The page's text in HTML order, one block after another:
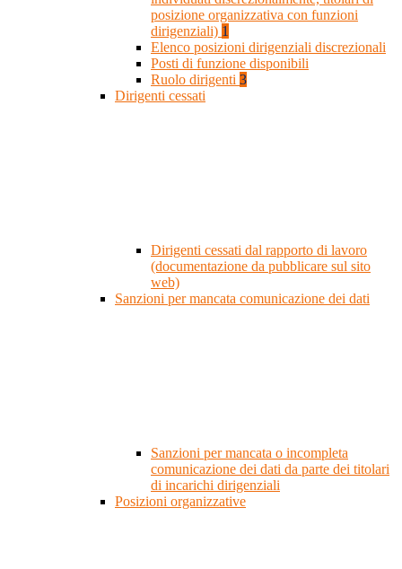
posizione organizzativa con funzioni
dirigenziali) 1
Elenco posizioni dirigenziali discrezionali
Posti di funzione disponibili
Ruolo dirigenti 3
Dirigenti cessati
Dirigenti cessati dal rapporto di lavoro
(documentazione da pubblicare sul sito
web)
Sanzioni per mancata comunicazione dei dati
Sanzioni per mancata o incompleta
comunicazione dei dati da parte dei titolari
di incarichi dirigenziali
Posizioni organizzative